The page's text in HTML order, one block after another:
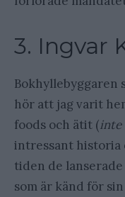
3. Ingvar
Bokhyllebyggaren
hör att jag varit
foods och ätit (inte
intressant historia
tiden de lanserade
som är känd för